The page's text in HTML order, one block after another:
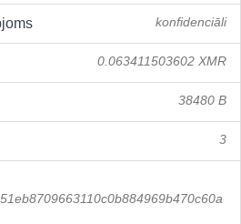
konfidenciāli
0.063411503602 XMR
38480 B
3